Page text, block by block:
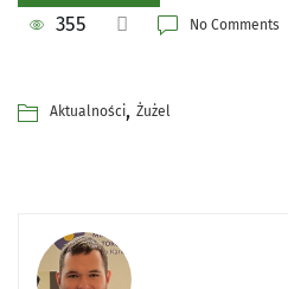
355 No Comments
Aktualności, Żużel